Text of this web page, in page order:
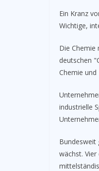
Ein Kranz
Wichtige,
Die Chemie
deutschen
Chemie und
industrielle
Bundesweit
wächst.